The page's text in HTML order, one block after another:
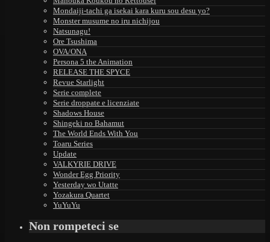
Mondaiji-tachi ga isekai kara kuru sou desu yo?
Monster musume no iru nichijou
Natsunagu!
Ore Tsushima
OVA/ONA
Persona 5 the Animation
RELEASE THE SPYCE
Revue Starlight
Serie complete
Serie droppate e licenziate
Shadows House
Shingeki no Bahamut
The World Ends With You
Toaru Series
Update
VALKYRIE DRIVE
Wonder Egg Priority
Yesterday wo Utatte
Yozakura Quartet
YuYuYu
Non rompeteci se